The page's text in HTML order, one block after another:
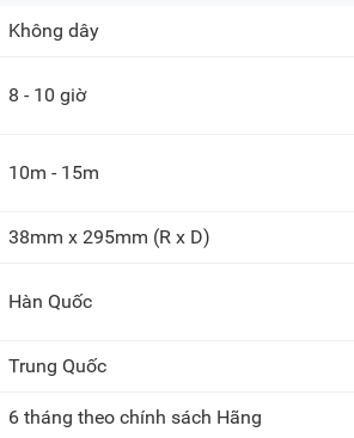
Không dây
8 - 10 giờ
10m - 15m
38mm x 295mm (R x D)
Hàn Quốc
Trung Quốc
6 tháng theo chính sách Hãng